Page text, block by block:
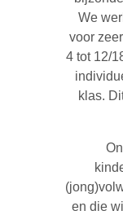
We
voor
4 tot 12/
klas.
en die